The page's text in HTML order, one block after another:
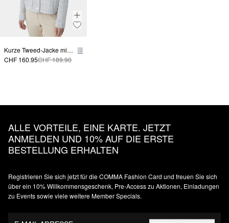
Kurze Tweed-Jacke mit aufgesetzten Taschen
CHF 160.95CHF 189.90
ALLE VORTEILE, EINE KARTE. JETZT
ANMELDEN UND 10% AUF DIE ERSTE
BESTELLUNG ERHALTEN
Registrieren Sie sich jetzt für die COMMA Fashion Card und freuen Sie sich
über ein 10% Willkommensgeschenk, Pre-Access zu Aktionen, Einladungen
zu Events sowie viele weitere Member Specials.